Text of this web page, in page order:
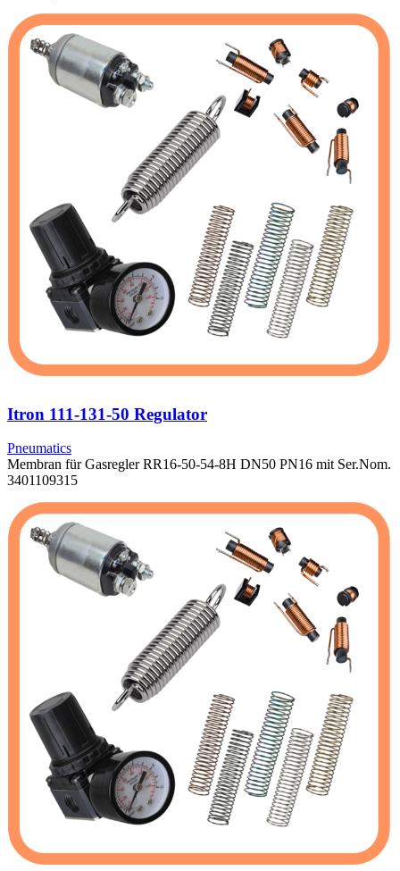
Itron 111-131-50 Regulator
Pneumatics
Membran für Gasregler RR16-50-54-8H DN50 PN16 mit Ser.Nom.
3401109315